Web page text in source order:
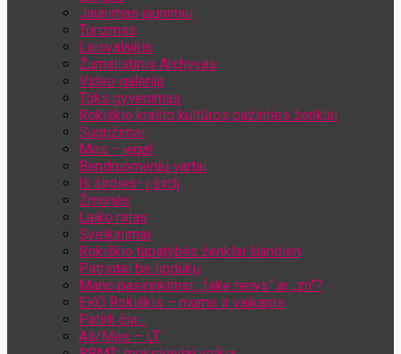
Jaunimas jaunimui
Turizmas
Laisvalaikis
Žurnalistinis Archyvas
Video galerija
Toks gyvenimas
Rokiškio krašto kultūros pažinties ženklai
Sugrįžimai
Mes – jėga!
Bendruomenių vartai
Iš širdies- į širdį
Žmonės
Laiko ratas
Sveikinimai
Rokiškio tapatybės ženklai šiandien
Patriotai be lipdukų
Mano pasirinkimai: „fake news“ ar „zn“?
EKO Rokiškis – mums ir vaikams
Patirk čia…
Aš/Mes – LT